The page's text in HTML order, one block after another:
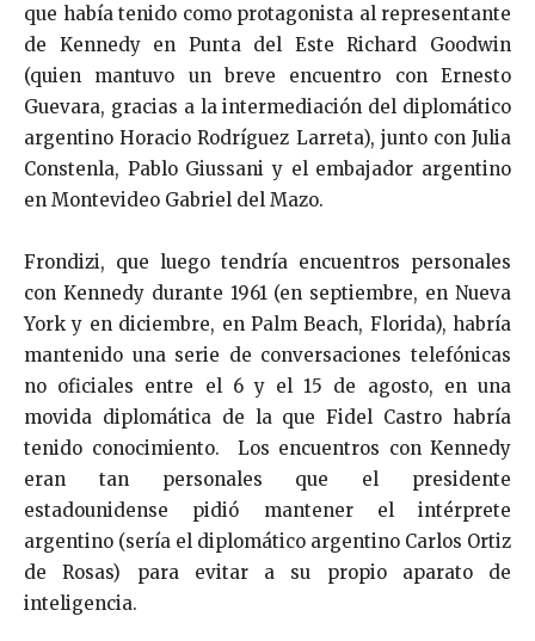
que había tenido como protagonista al representante
de Kennedy en Punta del Este Richard Goodwin
(quien mantuvo un breve encuentro con Ernesto
Guevara, gracias a la intermediación del diplomático
argentino Horacio Rodríguez Larreta), junto con Julia
Constenla, Pablo Giussani y el embajador argentino
en Montevideo Gabriel del Mazo.
Frondizi, que luego tendría encuentros personales
con Kennedy durante 1961 (en septiembre, en Nueva
York y en diciembre, en Palm Beach, Florida), habría
mantenido una serie de conversaciones telefónicas
no oficiales entre el 6 y el 15 de agosto, en una
movida diplomática de la que Fidel Castro habría
tenido conocimiento. Los encuentros con Kennedy
eran tan personales que el presidente
estadounidense pidió mantener el intérprete
argentino (sería el diplomático argentino Carlos Ortiz
de Rosas) para evitar a su propio aparato de
inteligencia.